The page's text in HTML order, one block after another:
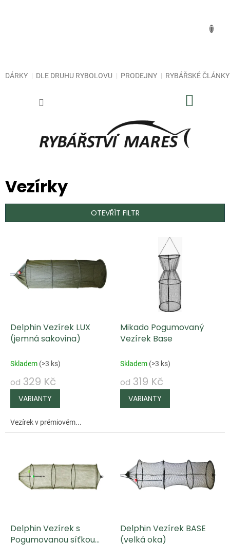
DÁRKY DLE DRUHU RYBOLOVU PRODEJNY RYBÁŘSKÉ ČLÁNKY
Vezírky
OTEVŘÍT FILTR
p
o
d
u
k
ů
Delphin Vezírek LUX
(jemná sakovina)
Skladem (>3 ks)
od 329 Kč
Vezírek v prémiovém...
Mikado Pogumovaný
Vezírek Base
Skladem (>3 ks)
od 319 Kč
Delphin Vezírek s
Pogumovanou síťkou
Delphin Vezírek BASE
(velká oka)